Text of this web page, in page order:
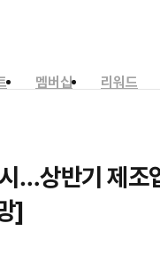
멤버십
리워드
…상반기 제조
]